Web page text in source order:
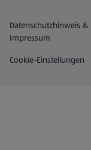
Datenschutz- und
Datenschutzhinweis &
Impressum
Cookie-Einstellungen